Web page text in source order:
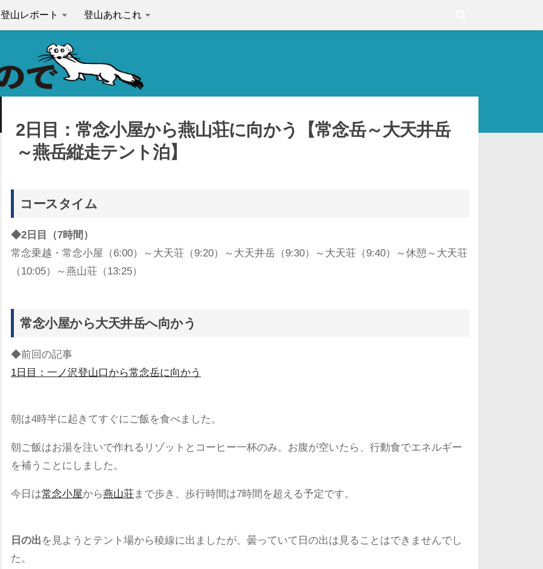
登山レポート 登山あれこれ
2日目：常念小屋から燕山荘に向かう【常念岳～大天井岳
～燕岳縦走テント泊】
コースタイム
◆2日目（7時間）
常念乗越・常念小屋（6:00）～大天荘（9:20）～大天井岳（9:30）～大天荘（9:40）～休憩～大天荘
（10:05）～燕山荘（13:25）
常念小屋から大天井岳へ向かう
◆前回の記事
1日目：一ノ沢登山口から常念岳に向かう
朝は4時半に起きてすぐにご飯を食べました。
朝ご飯はお湯を注いで作れるリゾットとコーヒー一杯のみ。お腹が空いたら、行動食でエネルギー
を補うことにしました。
今日は常念小屋から燕山荘まで歩き、歩行時間は7時間を超える予定です。
日の出 を見ようとテント場から稜線に出ましたが、曇っていて日の出は見ることはできませんでし
た。